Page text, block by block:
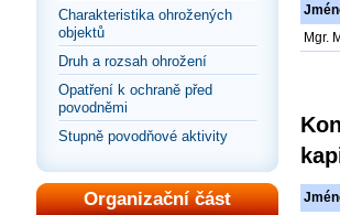
Charakteristika ohrožených
objektů
Druh a rozsah ohrožení
Opatření k ochraně před
povodněmi
Stupně povodňové aktivity
Organizační část
Mgr.